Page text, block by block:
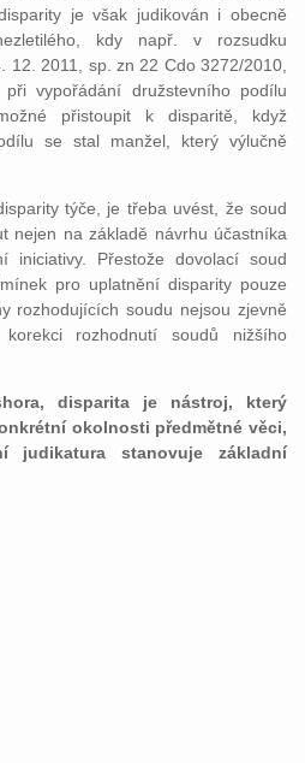
je však judikován i obecně
kdy např. v rozsudku
12. 2011, sp. zn 22 Cdo 3272/2010,
vypořádání družstevního podílu
přistoupit k disparitě, když
se stal manžel, který výlučně
týče, je třeba uvést, že soud
nejen na základě návrhu účastníka
Přestože dovolací soud
pro uplatnění disparity pouze
rozhodujících soudu nejsou zjevně
rozhodnutí soudů nižšího
disparita je nástroj, který
okolnosti předmětné věci,
judikatura stanovuje základní